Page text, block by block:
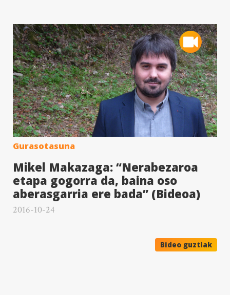
Gurasotasuna
Mikel Makazaga: “Nerabezaroa
etapa gogorra da, baina oso
aberasgarria ere bada” (Bideoa)
2016-10-24
Bideo guztiak